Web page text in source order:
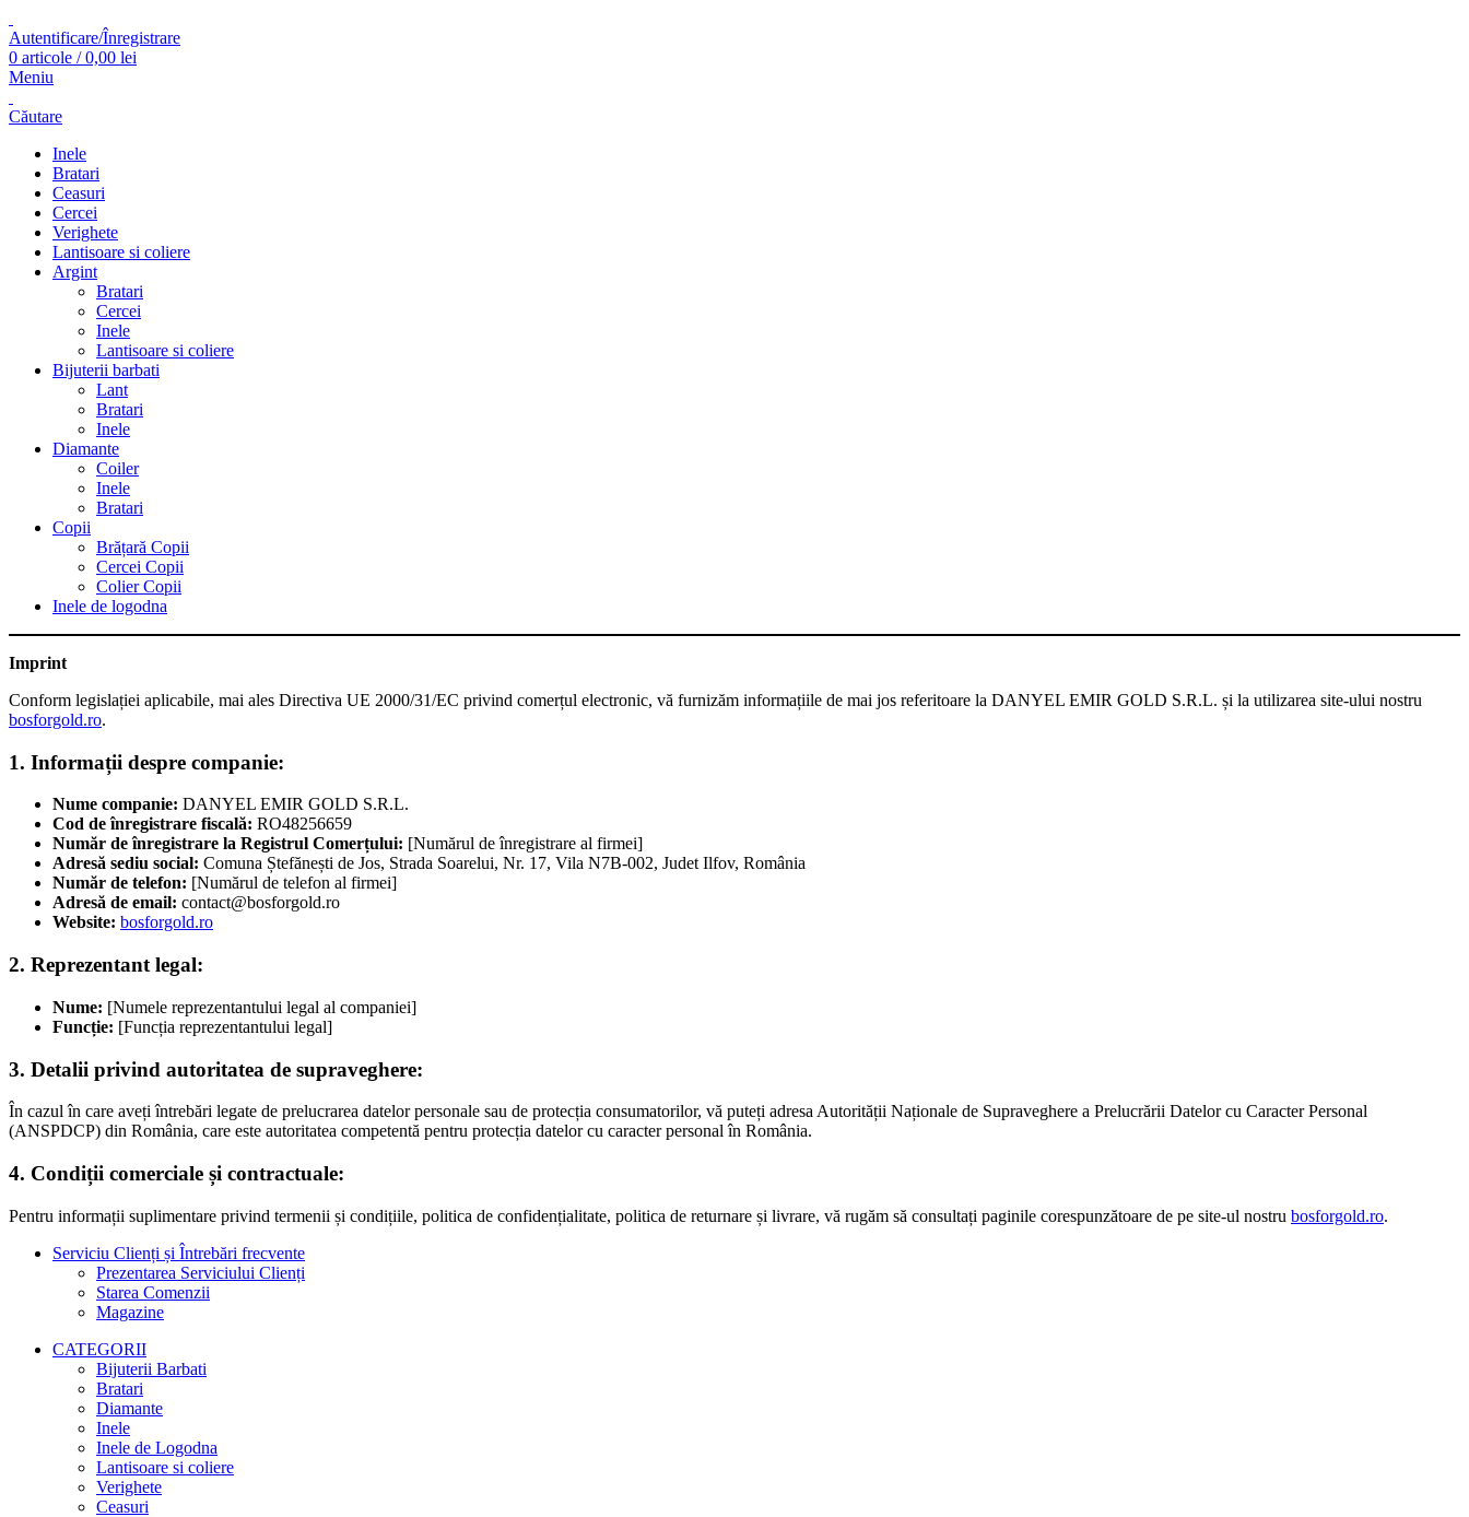
Autentificare/Înregistrare
0 articole / 0,00 lei
Meniu
Căutare
Inele
Bratari
Ceasuri
Cercei
Verighete
Lantisoare si coliere
Argint
Bratari
Cercei
Inele
Lantisoare si coliere
Bijuterii barbati
Lant
Bratari
Inele
Diamante
Coiler
Inele
Bratari
Copii
Brățară Copii
Cercei Copii
Colier Copii
Inele de logodna
Imprint
Conform legislației aplicabile, mai ales Directiva UE 2000/31/EC privind comerțul electronic, vă furnizăm informațiile de mai jos referitoare la DANYEL EMIR GOLD S.R.L. și la utilizarea site-ului nostru
bosforgold.ro.
1. Informații despre companie:
Nume companie: DANYEL EMIR GOLD S.R.L.
Cod de înregistrare fiscală: RO48256659
Număr de înregistrare la Registrul Comerțului: [Numărul de înregistrare al firmei]
Adresă sediu social: Comuna Ștefănești de Jos, Strada Soarelui, Nr. 17, Vila N7B-002, Judet Ilfov, România
Număr de telefon: [Numărul de telefon al firmei]
Adresă de email: contact@bosforgold.ro
Website: bosforgold.ro
2. Reprezentant legal:
Nume: [Numele reprezentantului legal al companiei]
Funcție: [Funcția reprezentantului legal]
3. Detalii privind autoritatea de supraveghere:
În cazul în care aveți întrebări legate de prelucrarea datelor personale sau de protecția consumatorilor, vă puteți adresa Autorității Naționale de Supraveghere a Prelucrării Datelor cu Caracter Personal
(ANSPDCP) din România, care este autoritatea competentă pentru protecția datelor cu caracter personal în România.
4. Condiții comerciale și contractuale:
Pentru informații suplimentare privind termenii și condițiile, politica de confidențialitate, politica de returnare și livrare, vă rugăm să consultați paginile corespunzătoare de pe site-ul nostru bosforgold.ro.
Serviciu Clienți și Întrebări frecvente
Prezentarea Serviciului Clienți
Starea Comenzii
Magazine
CATEGORII
Bijuterii Barbati
Bratari
Diamante
Inele
Inele de Logodna
Lantisoare si coliere
Verighete
Ceasuri